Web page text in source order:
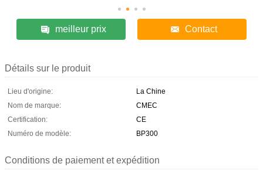
meilleur prix Contact
Détails sur le produit
Lieu d'origine:
La Chine
Nom de marque:
CMEC
Certification:
CE
Numéro de modèle:
BP300
Conditions de paiement et expédition